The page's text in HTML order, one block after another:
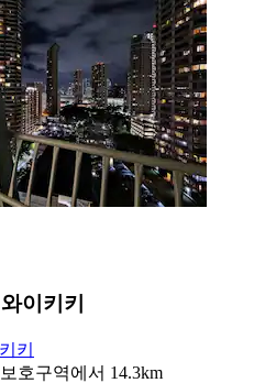
이키키
키
호구역에서 14.3km